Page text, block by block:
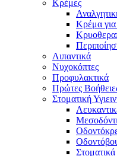
Κρέμες
Κρέμα
Λιπαντικά
Νυχοκόπτες
Προφυλακτικά
Πρώτες
Στοματική